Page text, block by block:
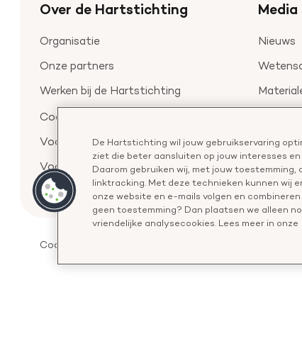
Over de Hartstichting
Organisatie
Onze partners
Werken bij de Hartstichting
Cookie-instellingen
Voor de pers
Voor de wetenschappers
Nieuws
Cookies
De Hartstichting wil jouw gebruikservaring
ziet die beter aansluiten op jouw interesses
Daarom gebruiken wij, met jouw
linktracking. Met deze technieken kunnen wij
onze website en e-mails volgen en
geen toestemming? Dan plaatsen we alleen
vriendelijke analysecookies. Lees meer in onze